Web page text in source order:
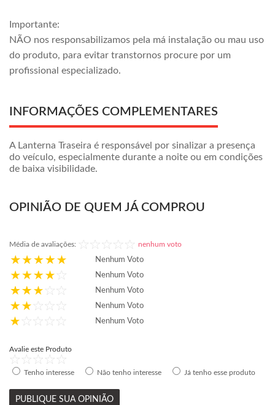
Importante:
NÃO nos responsabilizamos pela má instalação ou mau uso
do produto, para evitar transtornos procure por um
profissional especializado.
INFORMAÇÕES COMPLEMENTARES
A Lanterna Traseira é responsável por sinalizar a presença
do veículo, especialmente durante a noite ou em condições
de baixa visibilidade.
OPINIÃO DE QUEM JÁ COMPROU
Média de avaliações: nenhum voto
Nenhum Voto
Nenhum Voto
Nenhum Voto
Nenhum Voto
Nenhum Voto
Avalie este Produto
Tenho interesse Não tenho interesse Já tenho esse produto
PUBLIQUE SUA OPINIÃO